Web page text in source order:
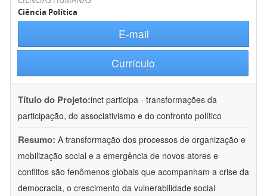
Ciência Política
E-mail
Currículo
Título do Projeto:inct participa - transformações da
participação, do associativismo e do confronto político
Resumo: A transformação dos processos de organização e
mobilização social e a emergência de novos atores e
conflitos são fenômenos globais que acompanham a crise da
democracia, o crescimento da vulnerabilidade social